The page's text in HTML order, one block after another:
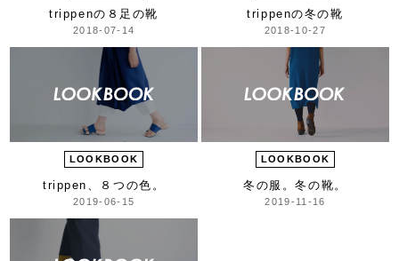
trippenの８足の靴
2018-07-14
trippenの冬の靴
2018-10-27
LOOKBOOK
trippen、８つの色。
2019-06-15
LOOKBOOK
冬の服。冬の靴。
2019-11-16